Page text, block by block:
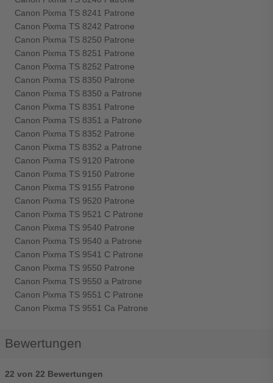
Canon Pixma TS 8241 Patrone
Canon Pixma TS 8242 Patrone
Canon Pixma TS 8250 Patrone
Canon Pixma TS 8251 Patrone
Canon Pixma TS 8252 Patrone
Canon Pixma TS 8350 Patrone
Canon Pixma TS 8350 a Patrone
Canon Pixma TS 8351 Patrone
Canon Pixma TS 8351 a Patrone
Canon Pixma TS 8352 Patrone
Canon Pixma TS 8352 a Patrone
Canon Pixma TS 9120 Patrone
Canon Pixma TS 9150 Patrone
Canon Pixma TS 9155 Patrone
Canon Pixma TS 9520 Patrone
Canon Pixma TS 9521 C Patrone
Canon Pixma TS 9540 Patrone
Canon Pixma TS 9540 a Patrone
Canon Pixma TS 9541 C Patrone
Canon Pixma TS 9550 Patrone
Canon Pixma TS 9550 a Patrone
Canon Pixma TS 9551 C Patrone
Canon Pixma TS 9551 Ca Patrone
Bewertungen
22 von 22 Bewertungen